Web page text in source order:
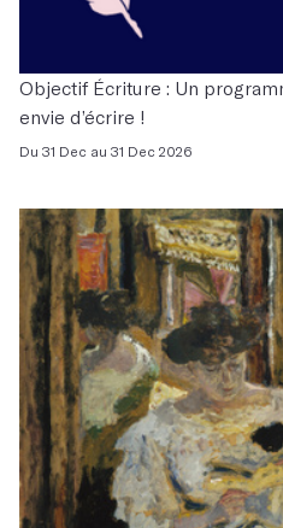
Objectif Écriture : Un
envie d’écrire !
Du 31 Dec au 31 Dec 2026